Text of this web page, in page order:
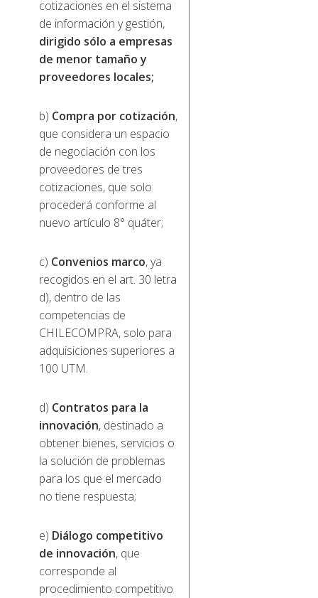
cotizaciones en el sistema
de información y gestión,
dirigido sólo a empresas
de menor tamaño y
proveedores locales;
b) Compra por cotización,
que considera un espacio
de negociación con los
proveedores de tres
cotizaciones, que solo
procederá conforme al
nuevo artículo 8° quáter;
c) Convenios marco, ya
recogidos en el art. 30 letra
d), dentro de las
competencias de
CHILECOMPRA, solo para
adquisiciones superiores a
100 UTM.
d) Contratos para la
innovación, destinado a
obtener bienes, servicios o
la solución de problemas
para los que el mercado
no tiene respuesta;
e) Diálogo competitivo
de innovación, que
corresponde al
procedimiento competitivo